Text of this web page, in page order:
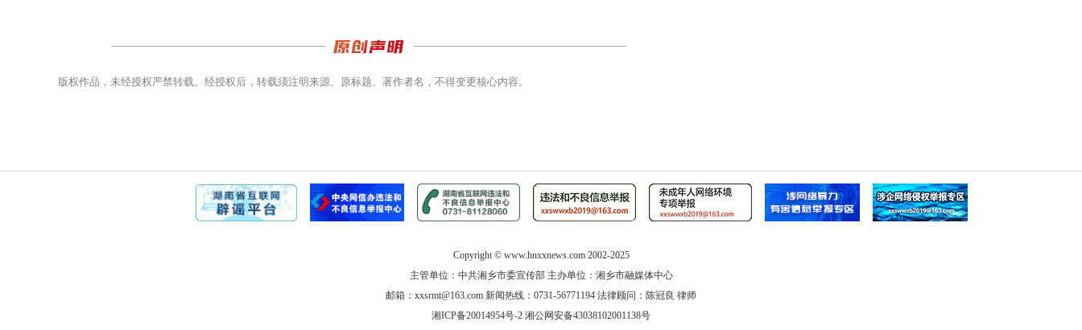
版权作品，未经授权严禁转载。经授权后，转载须注明来源、原标题、著作者名，不得变更核心内容。
Copyright © www.hnxxnews.com2002-2025
主管单位：中共湘乡市委宣传部 主办单位：湘乡市融媒体中心
邮箱：xxsrmt@163.com 新闻热线：0731-56771194 法律顾问：陈冠良 律师
湘ICP备20014954号-2 湘公网安备43038102001138号